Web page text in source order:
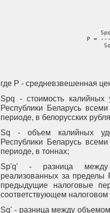
Р =
где P - средневзвешенная
Spq - стоимость калийных
Республики Беларусь
периоде, в белорусских
Sq - объем калийных
Республики Беларусь
периоде, в тоннах;
Sp'q' - разница между
реализованных за пределы
предыдущие налоговые
соответствующем налоговом
Sq' - разница между